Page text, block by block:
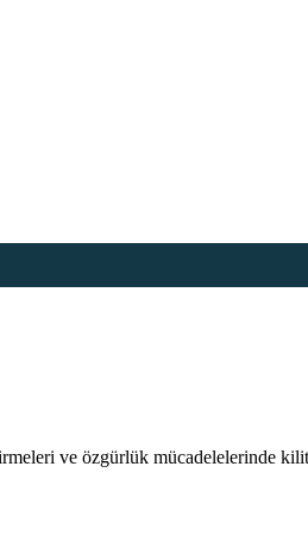
ve özgürlük mücadelelerinde